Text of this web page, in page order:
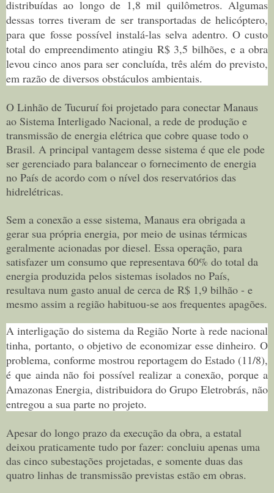
distribuídas ao longo de 1,8 mil quilômetros. Algumas
dessas torres tiveram de ser transportadas de helicóptero,
para que fosse possível instalá-las selva adentro. O custo
total do empreendimento atingiu R$ 3,5 bilhões, e a obra
levou cinco anos para ser concluída, três além do previsto,
em razão de diversos obstáculos ambientais.
O Linhão de Tucuruí foi projetado para conectar Manaus
ao Sistema Interligado Nacional, a rede de produção e
transmissão de energia elétrica que cobre quase todo o
Brasil. A principal vantagem desse sistema é que ele pode
ser gerenciado para balancear o fornecimento de energia
no País de acordo com o nível dos reservatórios das
hidrelétricas.
Sem a conexão a esse sistema, Manaus era obrigada a
gerar sua própria energia, por meio de usinas térmicas
geralmente acionadas por diesel. Essa operação, para
satisfazer um consumo que representava 60% do total da
energia produzida pelos sistemas isolados no País,
resultava num gasto anual de cerca de R$ 1,9 bilhão - e
mesmo assim a região habituou-se aos frequentes apagões.
A interligação do sistema da Região Norte à rede nacional
tinha, portanto, o objetivo de economizar esse dinheiro. O
problema, conforme mostrou reportagem do Estado (11/8),
é que ainda não foi possível realizar a conexão, porque a
Amazonas Energia, distribuidora do Grupo Eletrobrás, não
entregou a sua parte no projeto.
Apesar do longo prazo da execução da obra, a estatal
deixou praticamente tudo por fazer: concluiu apenas uma
das cinco subestações projetadas, e somente duas das
quatro linhas de transmissão previstas estão em obras.